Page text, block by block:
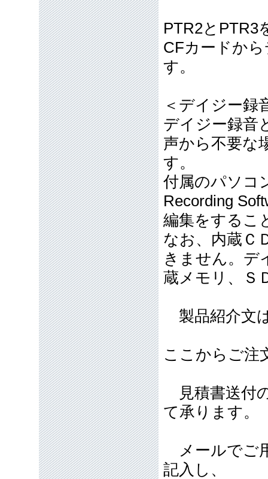
PTR2とPTR3
CFカードか
す。
＜デイジー録
デイジー録音
声から不要な
す。
付属のパソコ
Recording
編集をするこ
なお、内蔵Ｃ
きません。デ
蔵メモリ、Ｓ
製品紹介文
ここからご注
見積書送付
て承ります。
メールでご
記入し、